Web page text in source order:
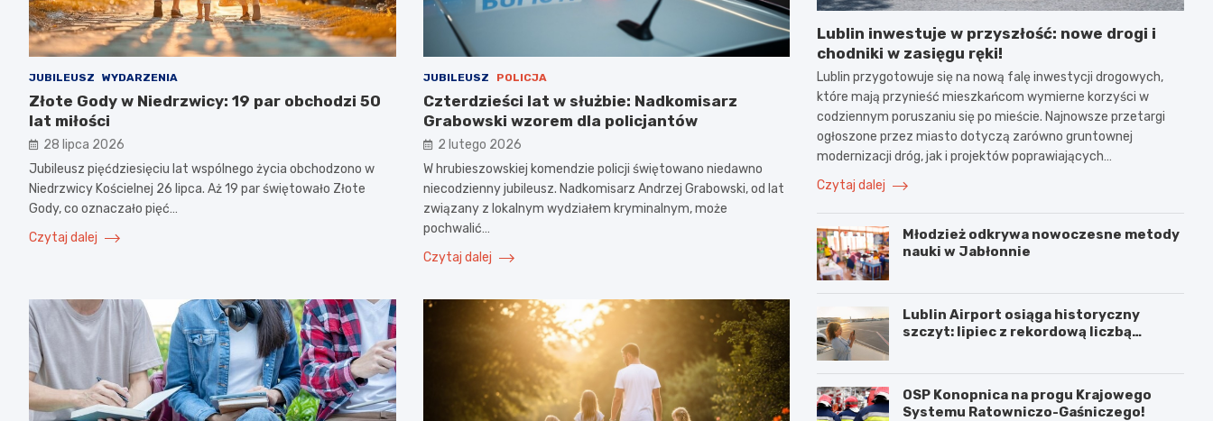
JUBILEUSZ WYDARZENIA
Złote Gody w Niedrzwicy: 19 par obchodzi 50
lat miłości
28 lipca 2026
Jubileusz pięćdziesięciu lat wspólnego życia obchodzono w
Niedrzwicy Kościelnej 26 lipca. Aż 19 par świętowało Złote
Gody, co oznaczało pięć…
Czytaj dalej
JUBILEUSZ POLICJA
Czterdzieści lat w służbie: Nadkomisarz
Grabowski wzorem dla policjantów
2 lutego 2026
W hrubieszowskiej komendzie policji świętowano niedawno
niecodzienny jubileusz. Nadkomisarz Andrzej Grabowski, od lat
związany z lokalnym wydziałem kryminalnym, może
pochwalić…
Czytaj dalej
Lublin inwestuje w przyszłość: nowe drogi i
chodniki w zasięgu ręki!
Lublin przygotowuje się na nową falę inwestycji drogowych,
które mają przynieść mieszkańcom wymierne korzyści w
codziennym poruszaniu się po mieście. Najnowsze przetargi
ogłoszone przez miasto dotyczą zarówno gruntownej
modernizacji dróg, jak i projektów poprawiających…
Czytaj dalej
Młodzież odkrywa nowoczesne metody
nauki w Jabłonnie
Lublin Airport osiąga historyczny
szczyt: lipiec z rekordową liczbą
OSP Konopnica na progu Krajowego
Systemu Ratowniczo-Gaśniczego!